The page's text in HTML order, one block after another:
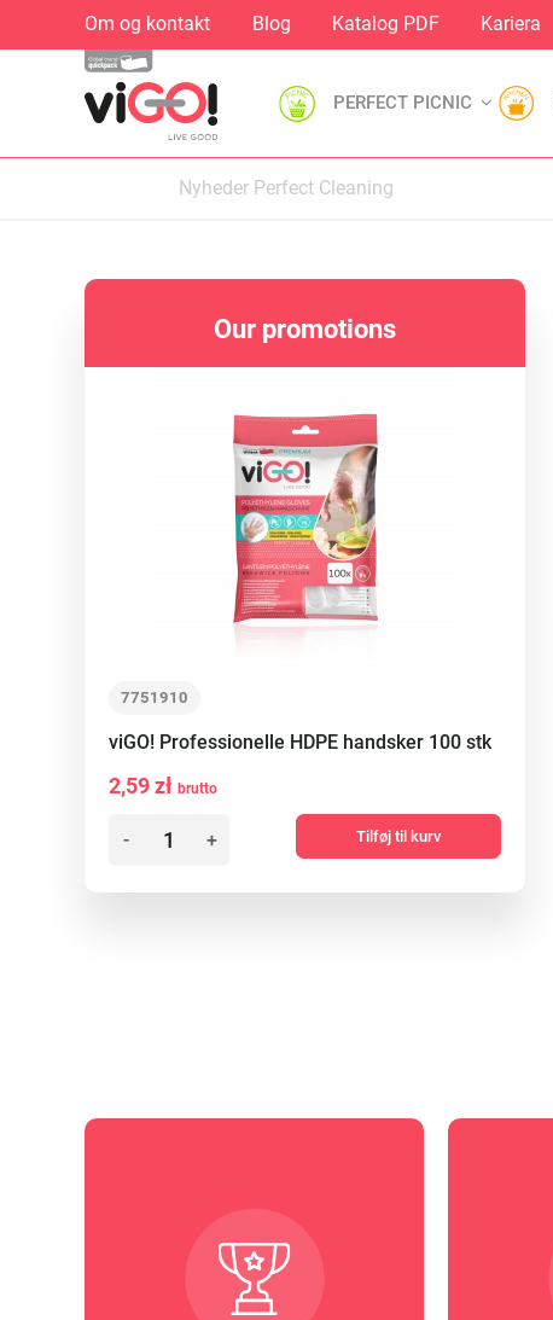
Om og kontakt Blog Katalog PDF Kariera
PERFECT PICNIC
Nyheder Perfect Cleaning
Our promotions
7751910
viGO! Professionelle HDPE handsker 100 stk
2,59 zł brutto
- + Tilføj til kurv